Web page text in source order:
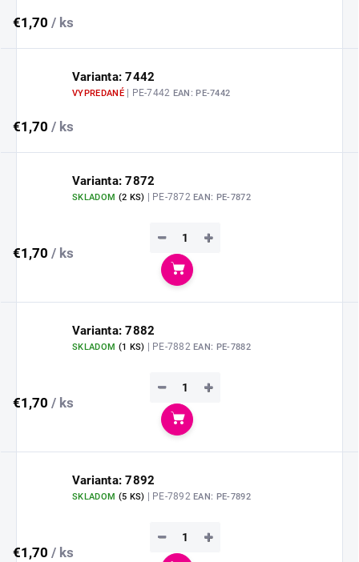
€1,70 / ks
Varianta: 7442
VYPREDANÉ | PE-7442 EAN: PE-7442
€1,70 / ks
Varianta: 7872
SKLADOM (2 KS) | PE-7872EAN: PE-7872
€1,70 / ks
+
−
Do košíka
Varianta: 7882
SKLADOM (1 KS) | PE-7882EAN: PE-7882
€1,70 / ks
+
−
Do košíka
Varianta: 7892
SKLADOM (5 KS) | PE-7892EAN: PE-7892
€1,70 / ks
+
−